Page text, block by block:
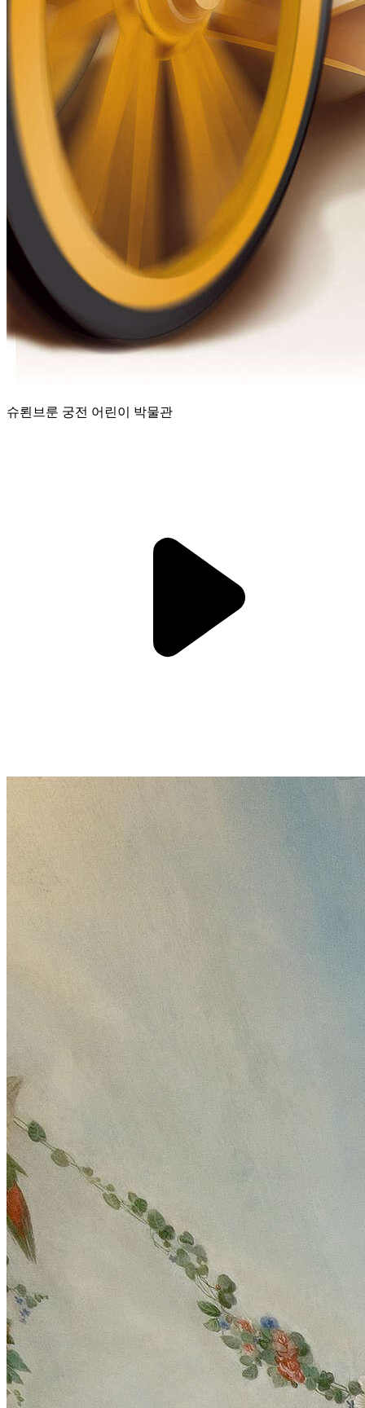
슈뢴브룬 궁전 어린이 박물관